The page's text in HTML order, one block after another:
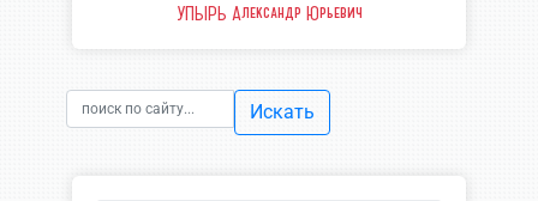
УПЫРЬ Александр Юрьевич
Искать